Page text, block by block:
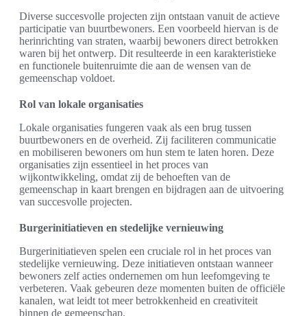
Diverse succesvolle projecten zijn ontstaan vanuit de actieve
participatie van buurtbewoners. Een voorbeeld hiervan is de
herinrichting van straten, waarbij bewoners direct betrokken
waren bij het ontwerp. Dit resulteerde in een karakteristieke
en functionele buitenruimte die aan de wensen van de
gemeenschap voldoet.
Rol van lokale organisaties
Lokale organisaties fungeren vaak als een brug tussen
buurtbewoners en de overheid. Zij faciliteren communicatie
en mobiliseren bewoners om hun stem te laten horen. Deze
organisaties zijn essentieel in het proces van
wijkontwikkeling, omdat zij de behoeften van de
gemeenschap in kaart brengen en bijdragen aan de uitvoering
van succesvolle projecten.
Burgerinitiatieven en stedelijke vernieuwing
Burgerinitiatieven spelen een cruciale rol in het proces van
stedelijke vernieuwing. Deze initiatieven ontstaan wanneer
bewoners zelf acties ondernemen om hun leefomgeving te
verbeteren. Vaak gebeuren deze momenten buiten de officiële
kanalen, wat leidt tot meer betrokkenheid en creativiteit
binnen de gemeenschap.